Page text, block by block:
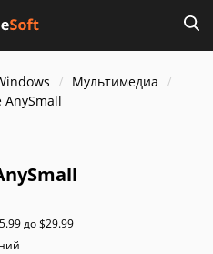
Мультимедиа
AnySmall
до $29.99